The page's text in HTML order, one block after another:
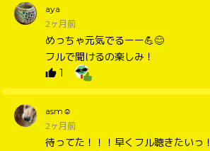
aya
2ヶ月前
めっちゃ元気でるーー💪😊
フルで聞けるの楽しみ！
1
asm☺︎
2ヶ月前
待ってた！！！早くフル聴きたいっ！